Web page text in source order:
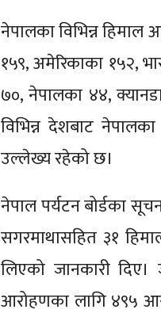
नेपालका विभिन्न
१५९, अमेरिकाका १५२,
७०, नेपालका ४४,
विभिन्न देशबाट
उल्लेख्य रहेको छ।
नेपाल पर्यटन बोर्डका
सगरमाथासहित ३१
लिएको जानकारी दिए।
आरोहणका लागि ४९५